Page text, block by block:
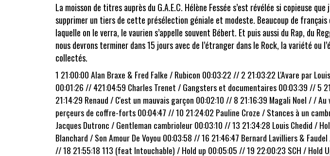
La moisson de titres auprès du G.A.E.C. Hélène Fessée s’est révélée si copieuse
supprimer un tiers de cette présélection géniale et modeste. Beaucoup de
laquelle on le verra, le vaurien s’appelle souvent Bébert. Et puis aussi du Rap, du
nous devrons terminer dans 15 jours avec de l’étranger dans le Rock, la variété ou
collectés.
1 21:00:00 Alan Braxe & Fred Falke / Rubicon 00:03:22 // 2 21:03:22 L'Avare par
00:01:26 // 421:04:59 Charles Trenet / Gangsters et documentaires 00:03:39 // 5
21:14:29 Renaud / C'est un mauvais garçon 00:02:10 // 8 21:16:39 Magali Noel / /
perçeurs de coffre-forts 00:04:47 // 10 21:24:02 Pauline Croze / Stances à un
Jacques Dutronc / Gentleman cambrioleur 00:03:10 // 13 21:34:28 Louis Chedid /
Blanchard / Son Amour De Voyou 00:03:58 // 16 21:46:47 Bernard Lavilliers &
// 18 21:55:18 113 (feat Intouchable) / Hold up 00:05:05 // 19 22:00:23 SCH /